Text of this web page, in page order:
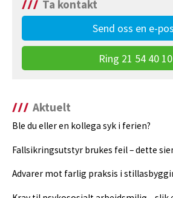
Ta kontakt
Send oss en e-
Ring 21 54 40 10
Aktuelt
Ble du eller en kollega syk i ferien?
Fallsikringsutstyr brukes feil – dette
Advarer mot farlig praksis i